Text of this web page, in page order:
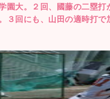
園大。２回、國藤の二塁
３回にも、山田の適時打で